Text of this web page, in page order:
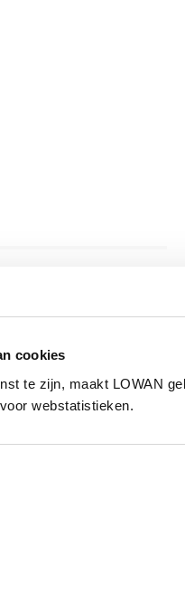
cookies
te zijn, maakt LOWAN
webstatistieken.